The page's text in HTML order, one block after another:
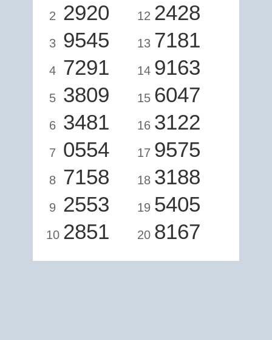
2 2920
3 9545
4 7291
5 3809
6 3481
7 0554
8 7158
9 2553
10 2851
12 2428
13 7181
14 9163
15 6047
16 3122
17 9575
18 3188
19 5405
20 8167